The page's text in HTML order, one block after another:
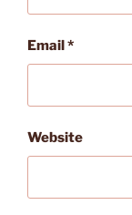
Email*
Website